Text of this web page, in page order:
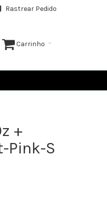
Rastrear Pedido
Carrinho
+
Pink-S